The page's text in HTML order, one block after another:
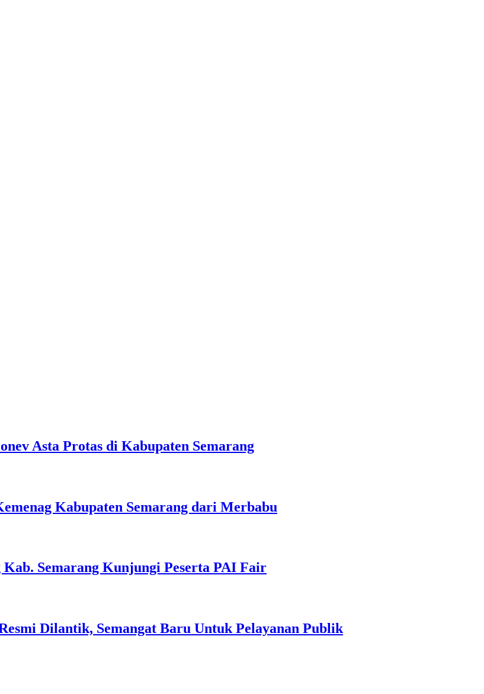
Asta Protas di Kabupaten Semarang
Kabupaten Semarang dari Merbabu
Semarang Kunjungi Peserta PAI Fair
Dilantik, Semangat Baru Untuk Pelayanan Publik